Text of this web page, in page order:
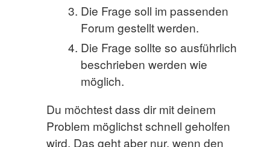
Die Frage soll im passenden
Forum gestellt werden.
Die Frage sollte so ausführlich
beschrieben werden wie
möglich.
Du möchtest dass dir mit deinem
Problem möglichst schnell geholfen
wird. Das geht aber nur, wenn den